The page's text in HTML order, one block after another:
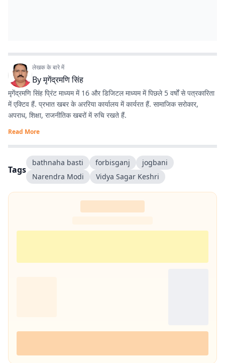
लेखक के बारे में
Byमृगेंद्रमणि सिंह
मृगेंद्रमणि सिंह प्रिंट माध्यम में 16 और डिजिटल माध्यम में पिछले 5 वर्षों से पत्रकारिता
में एक्टिव हैं. प्रभात खबर के अररिया कार्यालय में कार्यरत हैं. सामाजिक सरोकार,
अपराध, शिक्षा, राजनीतिक खबरों में रुचि रखते हैं.
Read More
Tags
bathnaha basti forbisganj
jogbani
Narendra Modi
Vidya Sagar Keshri